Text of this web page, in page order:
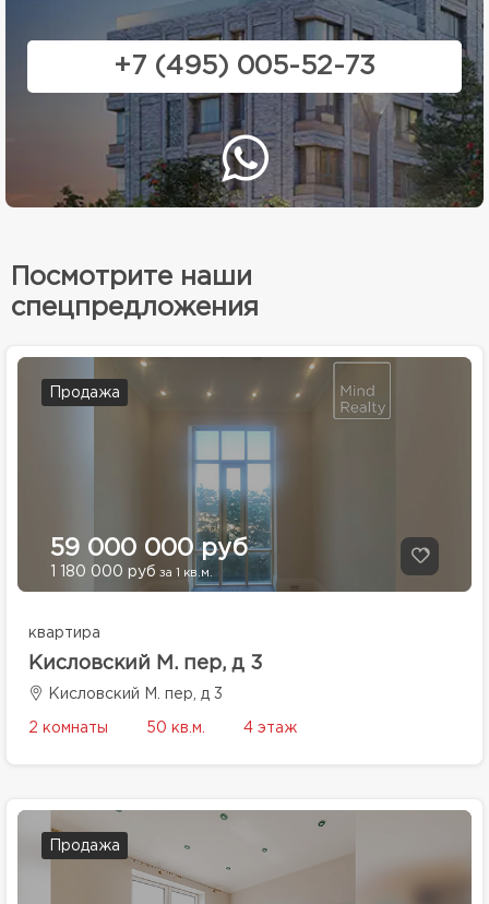
+7 (495) 005-52-73
Посмотрите наши
спецпредложения
Продажа
59 000 000 руб
1 180 000 руб за 1 кв.м.
квартира
Кисловский М. пер, д 3
Кисловский М. пер, д 3
2 комнаты 50 кв.м. 4 этаж
Продажа